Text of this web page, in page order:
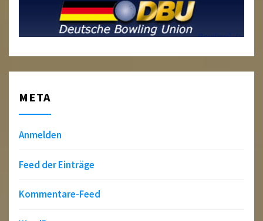
META
Anmelden
Feed der Einträge
Kommentare-Feed